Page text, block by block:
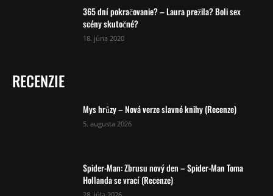
365 dní pokračovanie? – Laura prežila? Boli sex
scény skutočné?
18. júna 2020
RECENZIE
Mys hrůzy – Nová verze slavné knihy (Recenze)
5. augusta 2026
Spider-Man: Zbrusu nový den – Spider-Man Toma
Hollanda se vrací (Recenze)